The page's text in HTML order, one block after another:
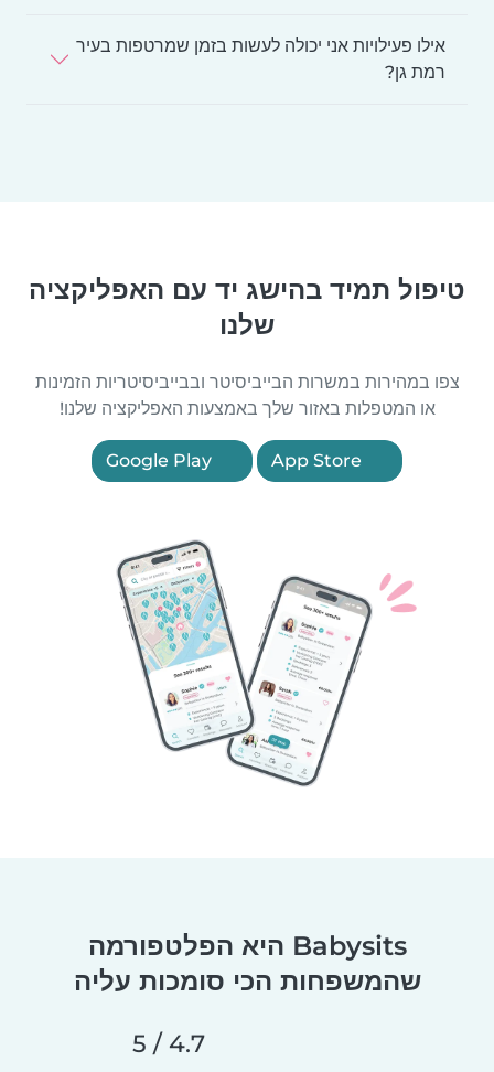
אילו פעילויות אני יכולה לעשות בזמן שמרטפות בעיר
רמת גן?
טיפול תמיד בהישג יד עם האפליקציה
שלנו
צפו במהירות במשרות הבייביסיטר ובבייביסיטריות הזמינות
או המטפלות באזור שלך באמצעות האפליקציה שלנו!
Babysits היא הפלטפורמה
שהמשפחות הכי סומכות עליה
4.7 / 5